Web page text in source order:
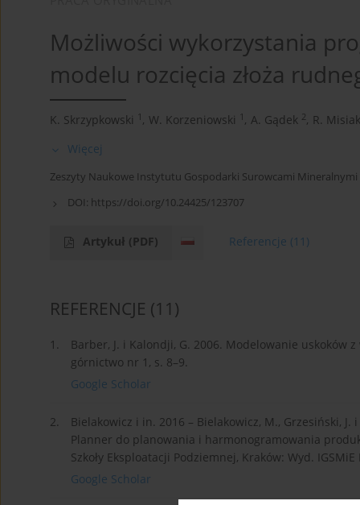
Możliwości wykorzystania
modelu rozcięcia złoża
K. Skrzypkowski 1 , W. Korzeniowski 1 , A. Gądek 2, R. Misiak
Więcej
Zeszyty Naukowe Instytutu Gospodarki Surowcami Mineralnymi
DOI: https://doi.org/10.24425/123707
Artykuł (PDF) Referencje (11)
REFERENCJE (11)
1.
Barber, J. i Kalondji, G. 2006. Modelowanie
górnictwo nr 1, s. 8–9.
Google Scholar
2.
Bielakowicz i in. 2016 – Bielakowicz, M., Grzesiński,
Planner do planowania i harmonogramowania
Szkoły Eksploatacji Podziemnej, Kraków: Wyd. IGSMiE
Google Scholar